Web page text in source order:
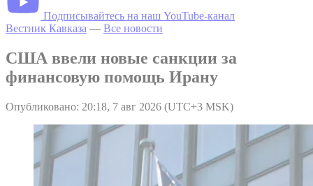
Подписывайтесь на наш YouTube-канал
Вестник Кавказа — Все новости
США ввели новые санкции за
финансовую помощь Ирану
Опубликовано: 20:18, 7 авг 2026 (UTC+3 MSK)